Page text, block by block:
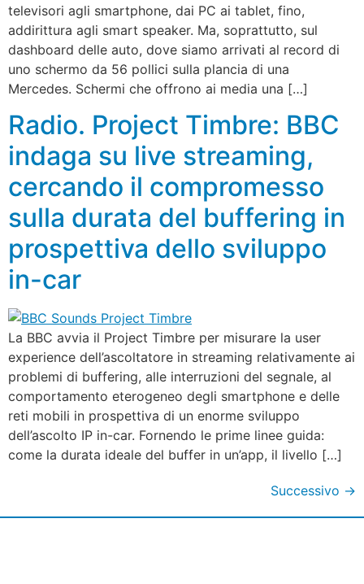
televisori agli smartphone, dai PC ai tablet, fino,
addirittura agli smart speaker. Ma, soprattutto, sul
dashboard delle auto, dove siamo arrivati al record di
uno schermo da 56 pollici sulla plancia di una
Mercedes. Schermi che offrono ai media una […]
Radio. Project Timbre: BBC
indaga su live streaming,
cercando il compromesso
sulla durata del buffering in
prospettiva dello sviluppo
in-car
La BBC avvia il Project Timbre per misurare la user
experience dell’ascoltatore in streaming relativamente ai
problemi di buffering, alle interruzioni del segnale, al
comportamento eterogeneo degli smartphone e delle
reti mobili in prospettiva di un enorme sviluppo
dell’ascolto IP in-car. Fornendo le prime linee guida:
come la durata ideale del buffer in un’app, il livello […]
Successivo →